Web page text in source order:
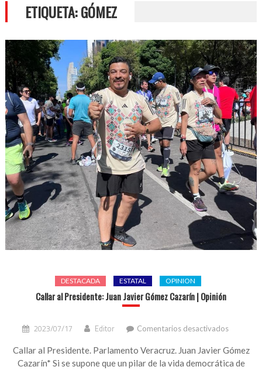
ETIQUETA:GÓMEZ
DESTACADA ESTATAL OPINION
Callar al Presidente: Juan Javier Gómez Cazarín | Opinión
2023/07/17 Editor Comentarios desactivadosen
al
Callar al Presidente. Parlamento Veracruz. Juan Javier Gómez
Cazarín* Si se supone que un pilar de la vida democrática de